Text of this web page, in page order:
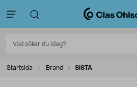
Startsida Brand SISTA